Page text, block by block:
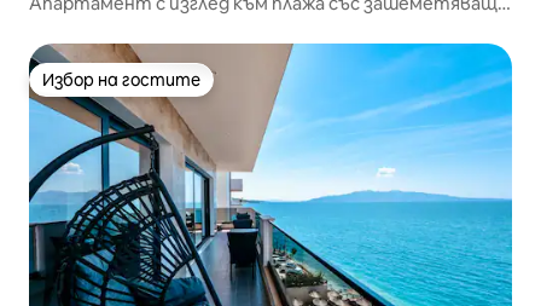
Избор на гостите
Избор на гостите